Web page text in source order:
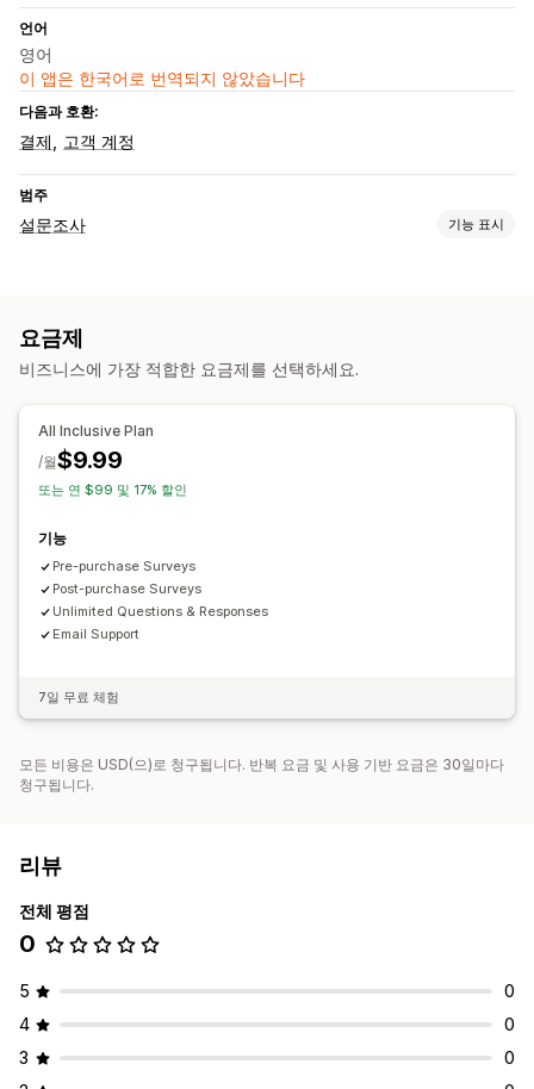
언어
영어
이 앱은 한국어로 번역되지 않았습니다
다음과 호환:
결제 고객 계정
범주
설문조사 기능 표시
설문 조사 유형
제출 관리
데이터 내보내기
분석
요금제
비즈니스에 가장 적합한 요금제를 선택하세요.
All Inclusive Plan
$9.99
/월
또는 연 $99 및 17% 할인
기능
Pre-purchase Surveys
Post-purchase Surveys
Unlimited Questions & Responses
Email Support
7일 무료 체험
모든 비용은 USD(으)로 청구됩니다. 반복 요금 및 사용 기반 요금은 30일마다
청구됩니다.
리뷰
전체 평점
0
5
0
4
0
3
0